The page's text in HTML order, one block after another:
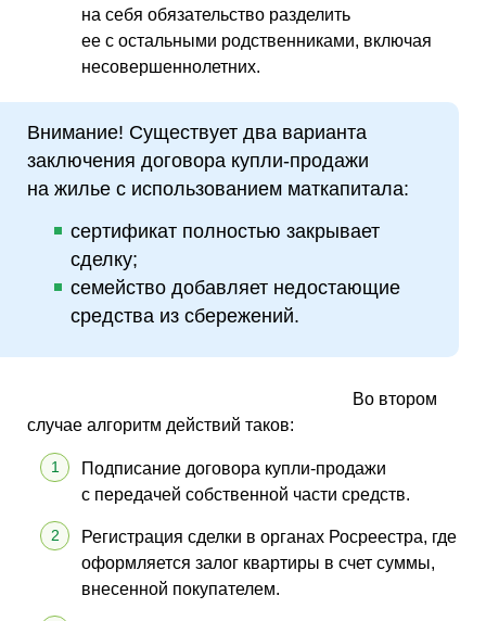
на себя обязательство разделить
ее с остальными родственниками, включая
несовершеннолетних.
Внимание! Существует два варианта
заключения договора купли-продажи
на жилье с использованием маткапитала:
сертификат полностью закрывает
сделку;
семейство добавляет недостающие
средства из сбережений.
Во втором
случае алгоритм действий таков:
Подписание договора купли-продажи
с передачей собственной части средств.
Регистрация сделки в органах Росреестра, где
оформляется залог квартиры в счет суммы,
внесенной покупателем.